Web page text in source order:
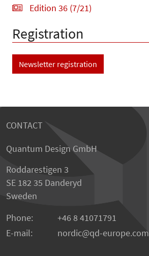
Edition 36 (7/21)
Registration
Newsletter registration
CONTACT
Quantum Design GmbH
Roddarestigen 3
SE 182 35 Danderyd
Sweden
Phone:
+46 8 41071791
E-mail:
nordic qd-europe.com